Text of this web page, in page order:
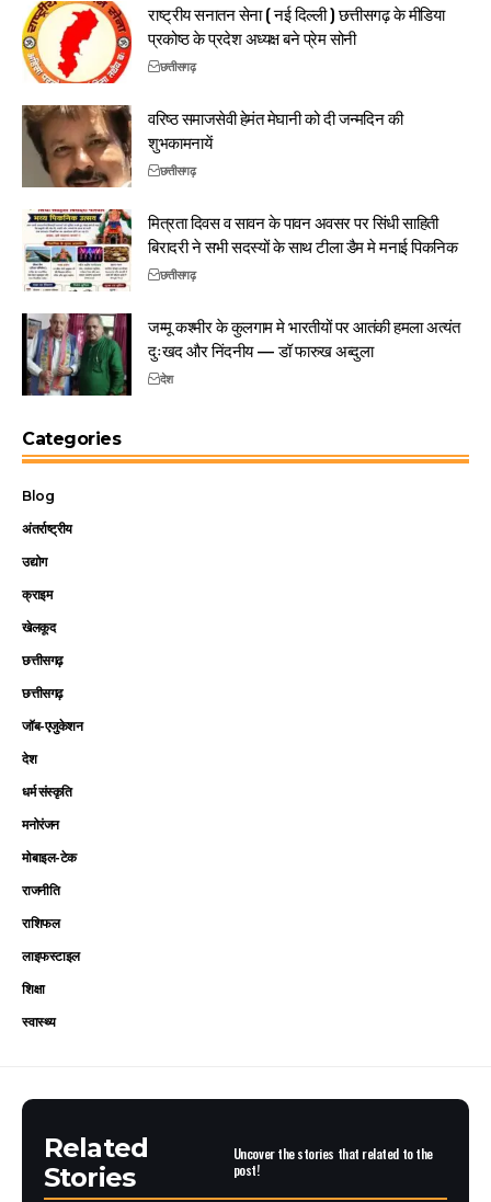
राष्ट्रीय सनातन सेना ( नई दिल्ली ) छत्तीसगढ़ के मीडिया
प्रकोष्ठ के प्रदेश अध्यक्ष बने प्रेम सोनी
छत्तीसगढ़
वरिष्ठ समाजसेवी हेमंत मेघानी को दी जन्मदिन की
शुभकामनायें
छत्तीसगढ़
मित्रता दिवस व सावन के पावन अवसर पर सिंधी साहिती
बिरादरी ने सभी सदस्यों के साथ टीला डैम मे मनाई पिकनिक
छत्तीसगढ़
जम्मू कश्मीर के कुलगाम मे भारतीयों पर आतंकी हमला अत्यंत
दुःखद और निंदनीय — डॉ फारुख अब्दुला
देश
Categories
Blog
अंतर्राष्ट्रीय
उद्योग
क्राइम
खेलकूद
छत्तीसगढ़
छत्तीसगढ़
जॉब-एजुकेशन
देश
धर्म संस्कृति
मनोरंजन
मोबाइल-टेक
राजनीति
राशिफल
लाइफस्टाइल
शिक्षा
स्वास्थ्य
Related
Stories
Uncover the stories that related to the
post!